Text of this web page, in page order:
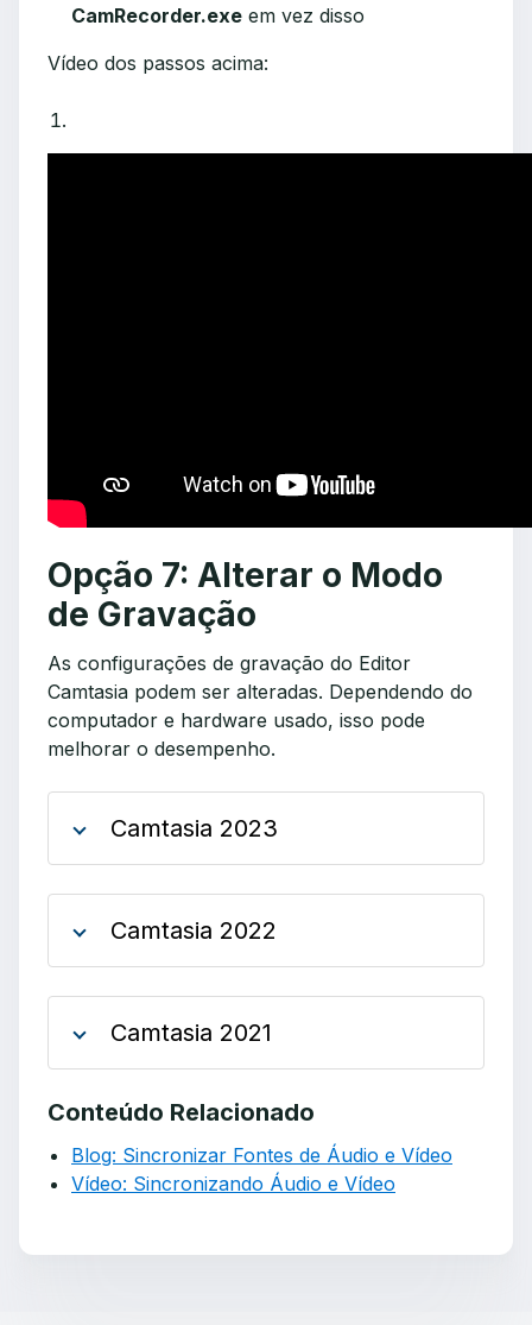
CamRecorder.exe em vez disso
Vídeo dos passos acima:
Opção 7: Alterar o Modo
de Gravação
As configurações de gravação do Editor
Camtasia podem ser alteradas. Dependendo do
computador e hardware usado, isso pode
melhorar o desempenho.
Camtasia 2023
Camtasia 2022
Camtasia 2021
Conteúdo Relacionado
Blog: Sincronizar Fontes de Áudio e Vídeo
Vídeo: Sincronizando Áudio e Vídeo